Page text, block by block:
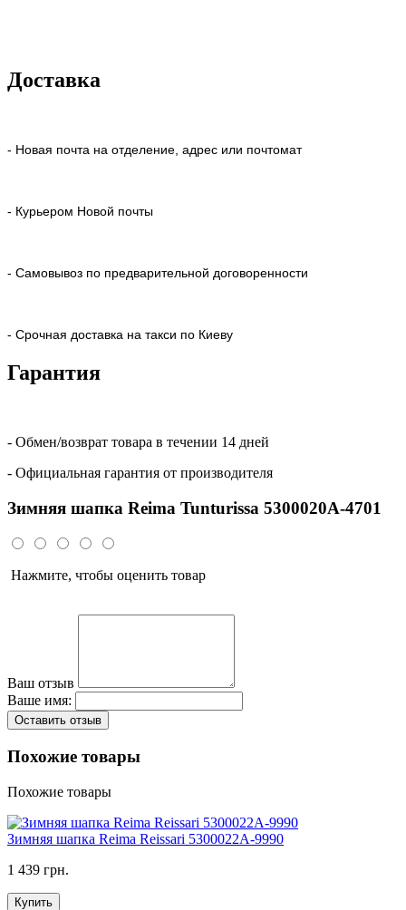
Доставка
- Новая почта на отделение, адрес или почтомат
- Курьером Новой почты
- Самовывоз по предварительной договоренности
- Срочная доставка на такси по Киеву
Гарантия
- Обмен/возврат товара в течении 14 дней
- Официальная гарантия от производителя
Зимняя шапка Reima Tunturissa 5300020A-4701
Нажмите, чтобы оценить товар
Ваш отзыв
Ваше имя:
Оставить отзыв
Похожие товары
Похожие товары
Зимняя шапка Reima Reissari 5300022A-9990
1 439 грн.
Купить